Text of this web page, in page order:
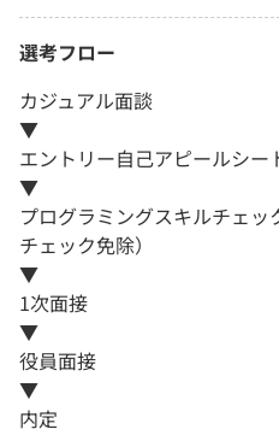
選考フロー
カジュアル面談
▼
エントリー自己アピールシー
▼
プログラミングスキルチェ
チェック免除）
▼
1次面接
▼
役員面接
▼
内定